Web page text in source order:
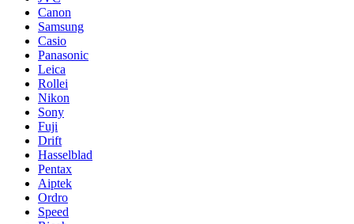
Canon
Samsung
Casio
Panasonic
Leica
Rollei
Nikon
Sony
Fuji
Drift
Hasselblad
Pentax
Aiptek
Ordro
Speed